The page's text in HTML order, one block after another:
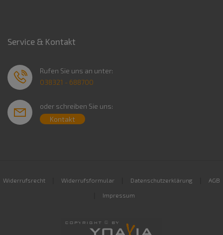
Service & Kontakt
Rufen Sie uns an unter:
038321 - 688700
oder schreiben Sie uns:
Kontakt
Widerrufsrecht Widerrufsformular Datenschutzerklärung AGB
Impressum